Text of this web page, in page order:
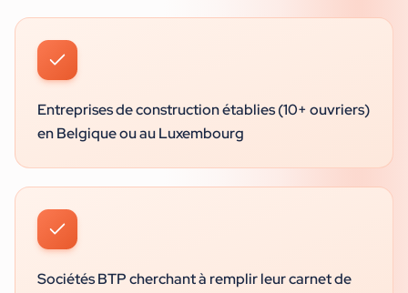
Entreprises de construction établies (10+ ouvriers)
en Belgique ou au Luxembourg
Sociétés BTP cherchant à remplir leur carnet de